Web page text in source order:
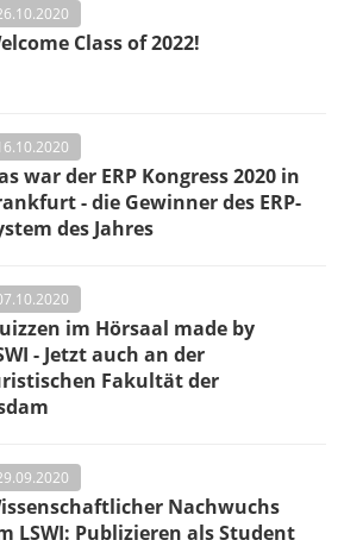
Class of 2022!
war der ERP Kongress 2020 in
- die Gewinner des ERP-
des Jahres
im Hörsaal made by
- Jetzt auch an der
Fakultät der
Nachwuchs
LSWI: Publizieren als Student